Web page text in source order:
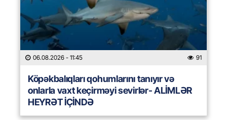
06.08.2026 - 11:45 91
Köpəkbalıqları qohumlarını tanıyır və
onlarla vaxt keçirməyi sevirlər- ALİMLƏR
HEYRƏT İÇİNDƏ